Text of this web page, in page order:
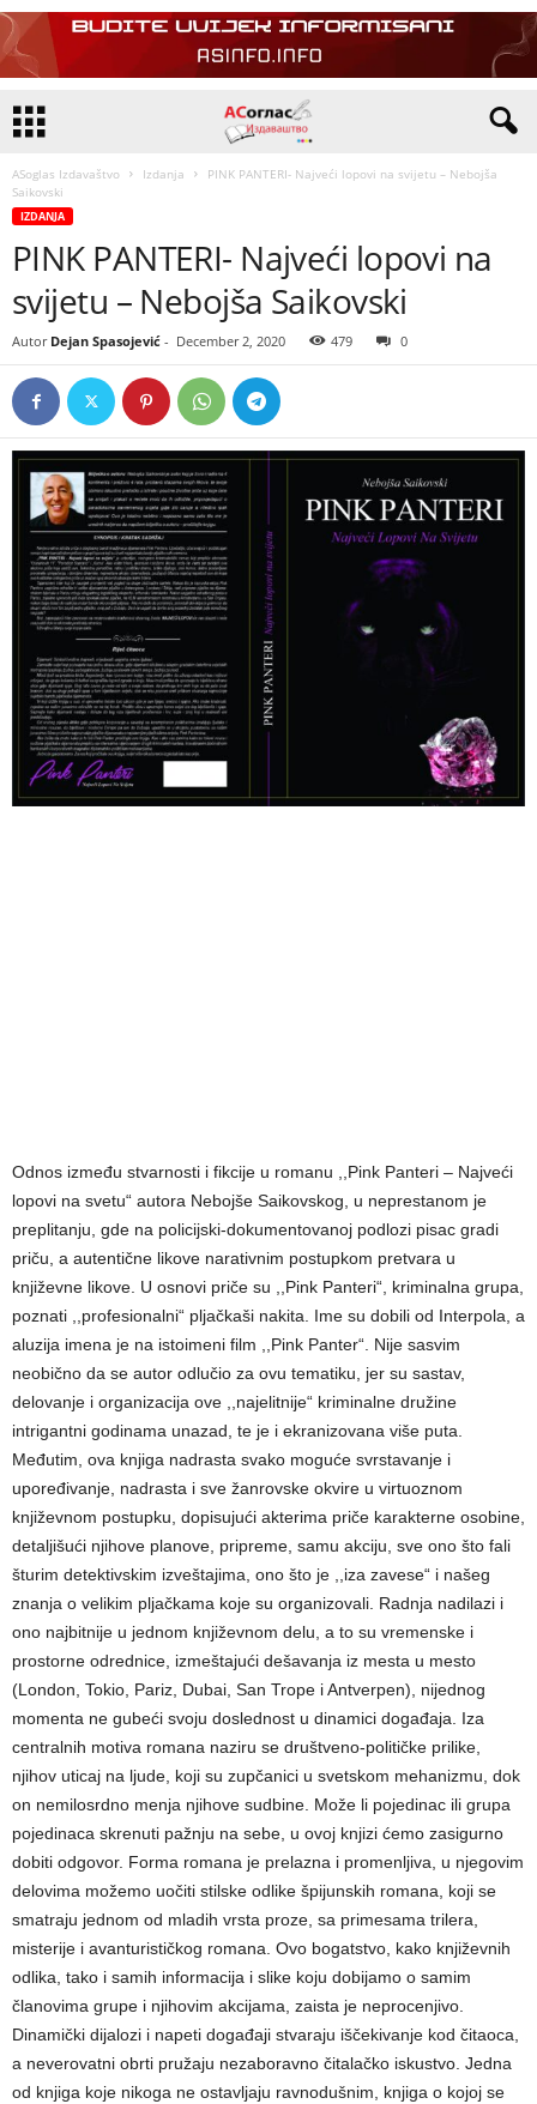
ASoglas Izdavaštvo Izdanja
PINK PANTERI- Najveći lopovi na svijetu – Nebojša
Saikovski
IZDANJA
PINK PANTERI- Najveći lopovi na
svijetu – Nebojša Saikovski
Autor Dejan Spasojević - December 2, 2020 479 0
Odnos između stvarnosti i fikcije u romanu ,,Pink Panteri ‒ Najveći
lopovi na svetu“ autora Nebojše Saikovskog, u neprestanom je
preplitanju, gde na policijski-dokumentovanoj podlozi pisac gradi
priču, a autentične likove narativnim postupkom pretvara u
književne likove. U osnovi priče su ,,Pink Panteri“, kriminalna grupa,
poznati ,,profesionalni“ pljačkaši nakita. Ime su dobili od Interpola, a
aluzija imena je na istoimeni film ,,Pink Panter“. Nije sasvim
neobično da se autor odlučio za ovu tematiku, jer su sastav,
delovanje i organizacija ove ,,najelitnije“ kriminalne družine
intrigantni godinama unazad, te je i ekranizovana više puta.
Međutim, ova knjiga nadrasta svako moguće svrstavanje i
upoređivanje, nadrasta i sve žanrovske okvire u virtuoznom
književnom postupku, dopisujući akterima priče karakterne osobine,
detaljišući njihove planove, pripreme, samu akciju, sve ono što fali
šturim detektivskim izveštajima, ono što je ,,iza zavese“ i našeg
znanja o velikim pljačkama koje su organizovali. Radnja nadilazi i
ono najbitnije u jednom književnom delu, a to su vremenske i
prostorne odrednice, izmeštajući dešavanja iz mesta u mesto
(London, Tokio, Pariz, Dubai, San Trope i Antverpen), nijednog
momenta ne gubeći svoju doslednost u dinamici događaja. Iza
centralnih motiva romana naziru se društveno-političke prilike,
njihov uticaj na ljude, koji su zupčanici u svetskom mehanizmu, dok
on nemilosrdno menja njihove sudbine. Može li pojedinac ili grupa
pojedinaca skrenuti pažnju na sebe, u ovoj knjizi ćemo zasigurno
dobiti odgovor. Forma romana je prelazna i promenljiva, u njegovim
delovima možemo uočiti stilske odlike špijunskih romana, koji se
smatraju jednom od mladih vrsta proze, sa primesama trilera,
misterije i avanturističkog romana. Ovo bogatstvo, kako književnih
odlika, tako i samih informacija i slike koju dobijamo o samim
članovima grupe i njihovim akcijama, zaista je neprocenjivo.
Dinamički dijalozi i napeti događaji stvaraju iščekivanje kod čitaoca,
a neverovatni obrti pružaju nezaboravno čitalačko iskustvo. Jedna
od knjiga koje nikoga ne ostavljaju ravnodušnim, knjiga o kojoj se